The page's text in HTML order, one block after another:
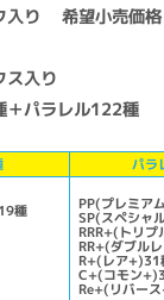
り 希望小売価
入り
パラレル122種
パラ
種
PP(プレミア
SP(スペシャ
RRR+(トリ
RR+(ダブル
R+(レア+)31
C+(コモン
Re+(リバー